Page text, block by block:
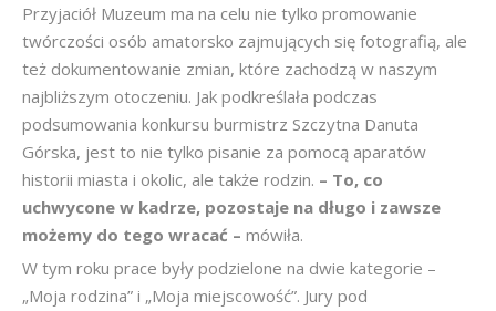
Przyjaciół Muzeum ma na celu nie tylko promowanie
twórczości osób amatorsko zajmujących się fotografią, ale
też dokumentowanie zmian, które zachodzą w naszym
najbliższym otoczeniu. Jak podkreślała podczas
podsumowania konkursu burmistrz Szczytna Danuta
Górska, jest to nie tylko pisanie za pomocą aparatów
historii miasta i okolic, ale także rodzin. – To, co
uchwycone w kadrze, pozostaje na długo i zawsze
możemy do tego wracać – mówiła.
W tym roku prace były podzielone na dwie kategorie –
„Moja rodzina” i „Moja miejscowość”. Jury pod